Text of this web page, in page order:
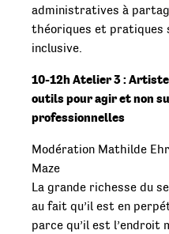
administratives à
théoriques et pratiques
inclusive.
10-12h Atelier 3 :
outils pour agir et non
professionnelles
Modération Mathilde
Maze
La grande richesse du
au fait qu’il est en
parce qu’il est l’endroit